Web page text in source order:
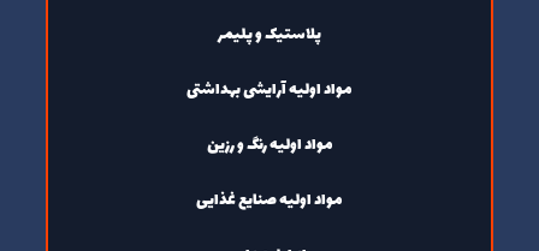
شیمی بلاگ
کشاورزی
پلاستیک و پلیمر